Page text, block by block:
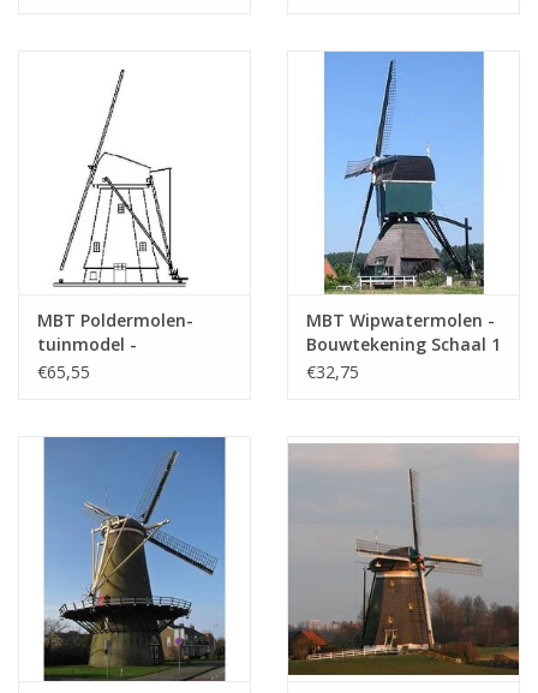
MBT Poldermolen-
tuinmodel -
Bouwtekening Schaal 1
€65,55
MBT Wipwatermolen -
Bouwtekening Schaal 1
: 100 (30.06.007)
€32,75